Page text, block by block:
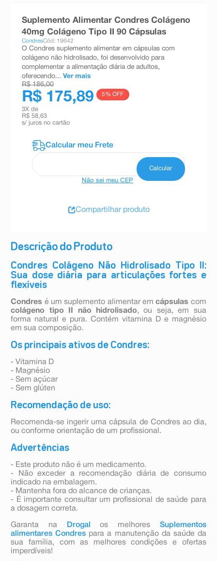
Descrição do Produto
Condres Colágeno Não Hidrolisado Tipo II:
Sua dose diária para articulações fortes e
flexíveis
Condres é um suplemento alimentar emcápsulas com
colágeno tipo II não hidrolisado, ou seja, em sua
forma natural e pura. Contém vitamina D e magnésio
em sua composição.
Os principais ativos de Condres:
- Vitamina D
- Magnésio
- Sem açúcar
- Sem glúten
Recomendação de uso:
Recomenda-se ingerir uma cápsula de Condres ao dia,
ou conforme orientação de um profissional.
Advertências
- Este produto não é um medicamento.
- Não exceder a recomendação diária de consumo
indicado na embalagem.
- Mantenha fora do alcance de crianças.
- É importante consultar um profissional de saúde para
a dosagem correta.
Garanta na Drogal os melhores Suplementos
alimentares Condres para a manutenção da saúde da
sua família, com as melhores condições e ofertas
imperdíveis!
Suplemento Alimentar Condres Colágeno
40mg Colágeno Tipo II 90 Cápsulas
CondresCód: 19642
O Condres suplemento alimentar em cápsulas com
colágeno não hidrolisado, foi desenvolvido para
complementar a alimentação diária de adultos,
oferecendo... Ver mais
R$ 186,00
R$ 175,89 5% OFF
3X de
R$ 58,63
s/ juros no cartão
Não sei meu CEP
Compartilhar produto
absorvente
10ºshampoo